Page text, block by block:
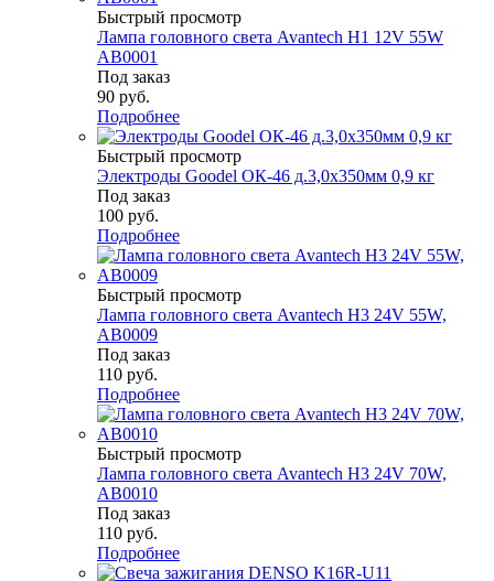
Быстрый просмотр
Лампа головного света Avantech H1 12V 55W
AB0001
Под заказ
90 руб.
Подробнее
Быстрый просмотр
Электроды Goodel ОК-46 д.3,0х350мм 0,9 кг
Под заказ
100 руб.
Подробнее
Быстрый просмотр
Лампа головного света Avantech H3 24V 55W,
AB0009
Под заказ
110 руб.
Подробнее
Быстрый просмотр
Лампа головного света Avantech H3 24V 70W,
AB0010
Под заказ
110 руб.
Подробнее